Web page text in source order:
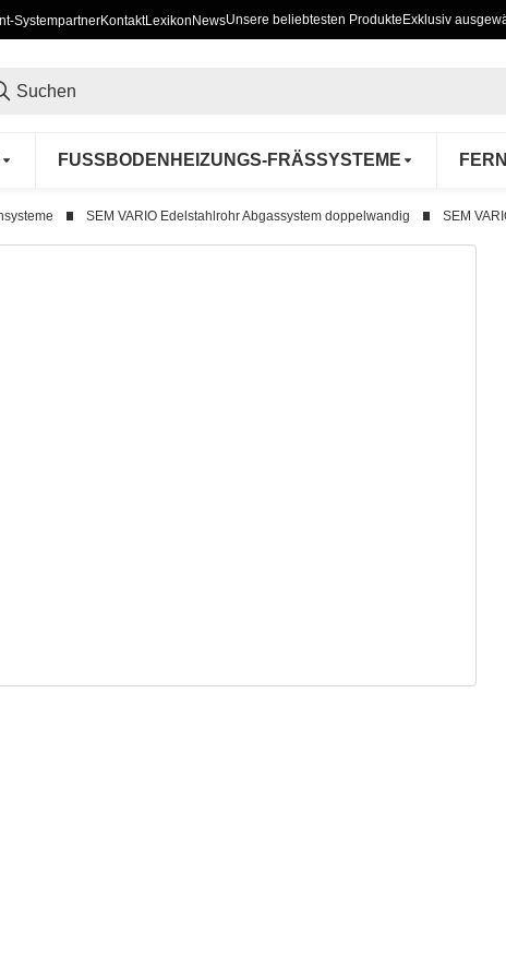
SystempartnerKontaktLexikonNewsUnsere beliebtesten Produkte Exklusiv
FUSSBODENHEIZUNGS-FRÄSSYSTEME
SEM VARIO Edelstahlrohr Abgassystem doppelwandig SEM